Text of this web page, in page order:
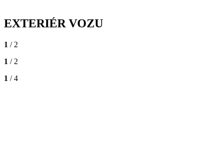
EXTERIÉR VOZU
1 / 2
1 / 2
1 / 4